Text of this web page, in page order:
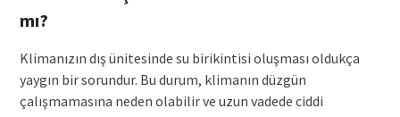
mı?
Klimanızın dış ünitesinde su birikintisi oluşması oldukça
yaygın bir sorundur. Bu durum, klimanın düzgün
çalışmamasına neden olabilir ve uzun vadede ciddi